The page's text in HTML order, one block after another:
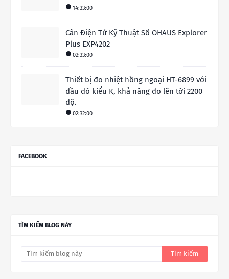
14:33:00
Cân Điện Tử Kỹ Thuật Số OHAUS Explorer
Plus EXP4202
02:33:00
Thiết bị đo nhiệt hồng ngoại HT-6899 với
đầu dò kiểu K, khả năng đo lên tới 2200
độ.
02:32:00
FACEBOOK
TÌM KIẾM BLOG NÀY